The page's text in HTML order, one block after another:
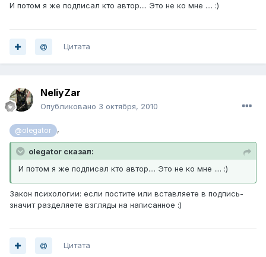
И потом я же подписал кто автор.... Это не ко мне .... :)
Цитата
NeliyZar
Опубликовано 3 октября, 2010
@olegator ,
olegator сказал:
И потом я же подписал кто автор.... Это не ко мне .... :)
Закон психологии: если постите или вставляете в подпись-
значит разделяете взгляды на написанное :)
Цитата